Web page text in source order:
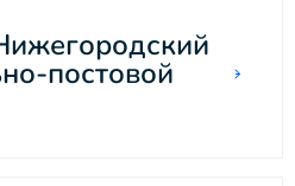
постовой